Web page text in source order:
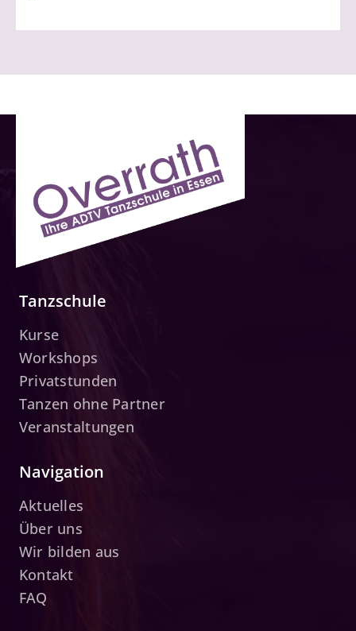
Tanzschule
Kurse
Workshops
Privatstunden
Tanzen ohne Partner
Veranstaltungen
Navigation
Aktuelles
Über uns
Wir bilden aus
Kontakt
FAQ